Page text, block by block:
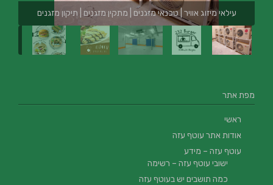
עילאי מיזוג אוויר | טכנאי מזגנים | מתקין מזגנים | תיקון מזגנים
מפת אתר
ראשי
אודות אתר עוטף עזה
עוטף עזה – מידע
ישובי עוטף עזה – רשימה
כמה תושבים יש בעוטף עזה